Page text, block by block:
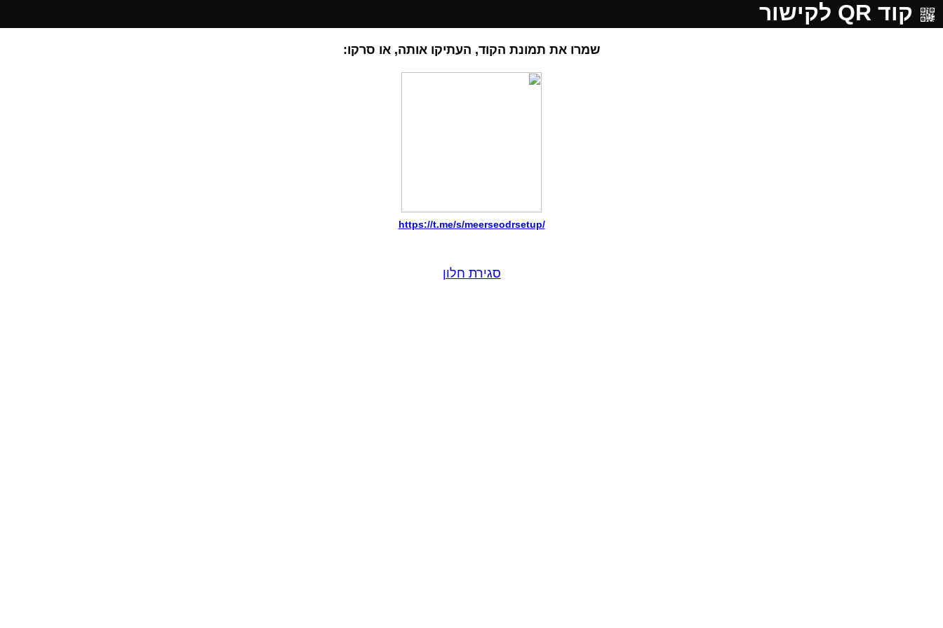
קוד QR לקישור
שמרו את תמונת הקוד, העתיקו אותה, או סרקו:
https://t.me/s/meerseodrsetup/
סגירת חלון